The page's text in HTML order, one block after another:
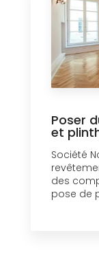
Poser
et
Société
des
pose de